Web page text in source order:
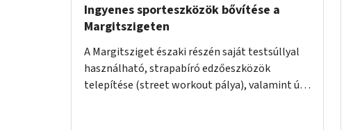
Ingyenes sporteszközök bővítése a
Margitszigeten
A Margitsziget északi részén saját testsúllyal
használható, strapabíró edzőeszközök
telepítése (street workout pálya), valamint új